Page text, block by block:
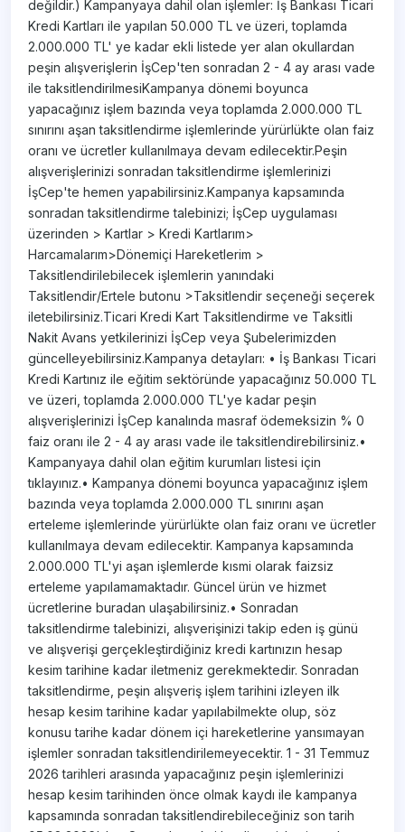
değildir.) Kampanyaya dahil olan işlemler: İş Bankası Ticari
Kredi Kartları ile yapılan 50.000 TL ve üzeri, toplamda
2.000.000 TL' ye kadar ekli listede yer alan okullardan
peşin alışverişlerin İşCep'ten sonradan 2 - 4 ay arası vade
ile taksitlendirilmesiKampanya dönemi boyunca
yapacağınız işlem bazında veya toplamda 2.000.000 TL
sınırını aşan taksitlendirme işlemlerinde yürürlükte olan faiz
oranı ve ücretler kullanılmaya devam edilecektir.Peşin
alışverişlerinizi sonradan taksitlendirme işlemlerinizi
İşCep'te hemen yapabilirsiniz.Kampanya kapsamında
sonradan taksitlendirme talebinizi; İşCep uygulaması
üzerinden > Kartlar > Kredi Kartlarım>
Harcamalarım>Dönemiçi Hareketlerim >
Taksitlendirilebilecek işlemlerin yanındaki
Taksitlendir/Ertele butonu >Taksitlendir seçeneği seçerek
iletebilirsiniz.Ticari Kredi Kart Taksitlendirme ve Taksitli
Nakit Avans yetkilerinizi İşCep veya Şubelerimizden
güncelleyebilirsiniz.Kampanya detayları: • İş Bankası Ticari
Kredi Kartınız ile eğitim sektöründe yapacağınız 50.000 TL
ve üzeri, toplamda 2.000.000 TL'ye kadar peşin
alışverişlerinizi İşCep kanalında masraf ödemeksizin % 0
faiz oranı ile 2 - 4 ay arası vade ile taksitlendirebilirsiniz.•
Kampanyaya dahil olan eğitim kurumları listesi için
tıklayınız.• Kampanya dönemi boyunca yapacağınız işlem
bazında veya toplamda 2.000.000 TL sınırını aşan
erteleme işlemlerinde yürürlükte olan faiz oranı ve ücretler
kullanılmaya devam edilecektir. Kampanya kapsamında
2.000.000 TL'yi aşan işlemlerde kısmi olarak faizsiz
erteleme yapılamamaktadır. Güncel ürün ve hizmet
ücretlerine buradan​ ulaşabilirsiniz.• Sonradan
taksitlendirme talebinizi, alışverişinizi takip eden iş günü
ve alışverişi gerçekleştirdiğiniz kredi kartınızın hesap
kesim tarihine kadar iletmeniz gerekmektedir. Sonradan
taksitlendirme, peşin alışveriş işlem tarihini izleyen ilk
hesap kesim tarihine kadar yapılabilmekte olup, söz
konusu tarihe kadar dönem içi hareketlerine yansımayan
işlemler sonradan taksitlendirilemeyecektir. 1 - 31 Temmuz
2026 tarihleri arasında yapacağınız peşin işlemlerinizi
hesap kesim tarihinden önce olmak kaydı ile kampanya
kapsamında sonradan taksitlendirebileceğiniz son tarih